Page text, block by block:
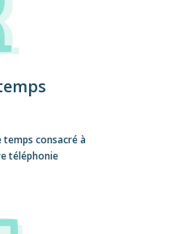
temps consacré à
téléphonie